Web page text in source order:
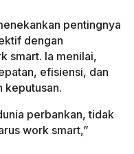
pentingnya
dengan
smart. Ia menilai,
efisiensi, dan
keputusan.
perbankan, tidak
work smart,”